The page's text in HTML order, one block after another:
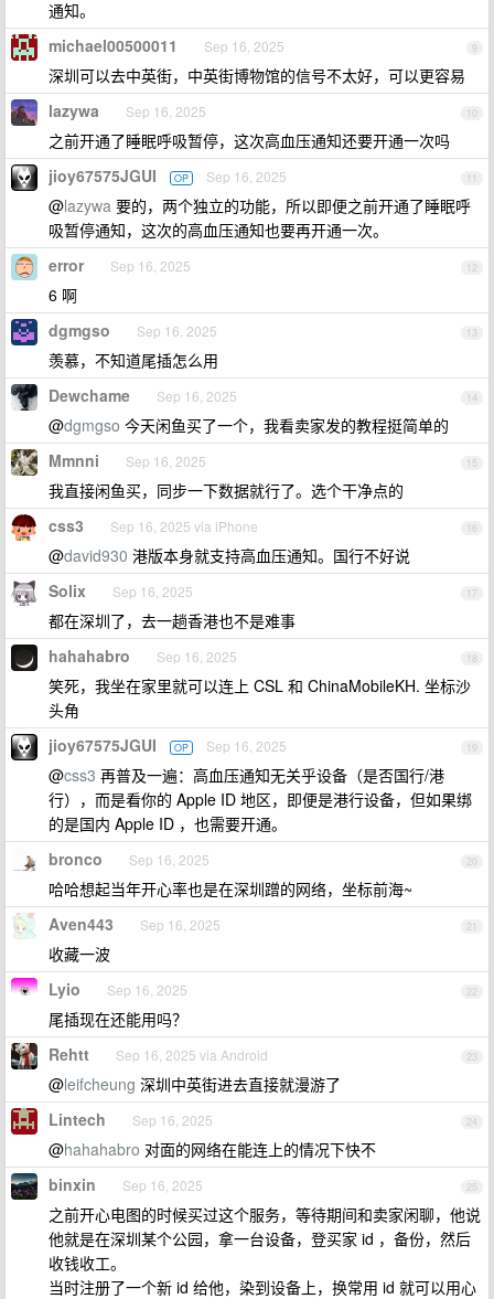
通知。
9
michael00500011 Sep 16, 2025
深圳可以去中英街，中英街博物馆的信号不太好，可以更容易
10
lazywa Sep 16, 2025
之前开通了睡眠呼吸暂停，这次高血压通知还要开通一次吗
11
jioy67575JGUI OP Sep 16, 2025
@lazywa 要的，两个独立的功能，所以即便之前开通了睡眠呼
吸暂停通知，这次的高血压通知也要再开通一次。
12
error Sep 16, 2025
6 啊
13
dgmgso Sep 16, 2025
羡慕，不知道尾插怎么用
14
Dewchame Sep 16, 2025
@dgmgso 今天闲鱼买了一个，我看卖家发的教程挺简单的
15
Mmnni Sep 16, 2025
我直接闲鱼买，同步一下数据就行了。选个干净点的
16
css3 Sep 16, 2025 via iPhone
@david930 港版本身就支持高血压通知。国行不好说
17
Solix Sep 16, 2025
都在深圳了，去一趟香港也不是难事
18
hahahabro Sep 16, 2025
笑死，我坐在家里就可以连上 CSL 和 ChinaMobileKH. 坐标沙
头角
19
jioy67575JGUI OP Sep 16, 2025
@css3 再普及一遍：高血压通知无关乎设备（是否国行/港
行），而是看你的 Apple ID 地区，即便是港行设备，但如果绑
的是国内 Apple ID ，也需要开通。
20
bronco Sep 16, 2025
哈哈想起当年开心率也是在深圳蹭的网络，坐标前海~
21
Aven443 Sep 16, 2025
收藏一波
22
Lyio Sep 16, 2025
尾插现在还能用吗？
23
Rehtt Sep 16, 2025 via Android
@leifcheung 深圳中英街进去直接就漫游了
24
Lintech Sep 16, 2025
@hahahabro 对面的网络在能连上的情况下快不
25
binxin Sep 16, 2025
之前开心电图的时候买过这个服务，等待期间和卖家闲聊，他说
他就是在深圳某个公园，拿一台设备，登买家 id ，备份，然后
收钱收工。
当时注册了一个新 id 给他，染到设备上，换常用 id 就可以用心